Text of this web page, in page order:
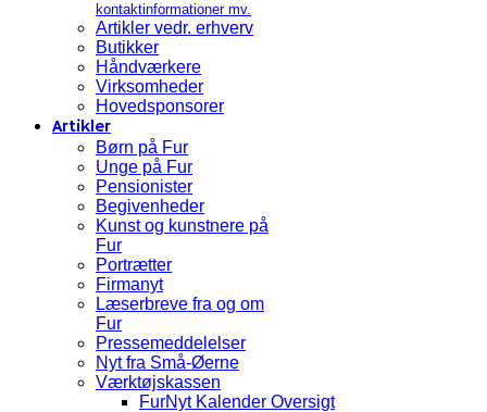
kontaktinformationer mv.
Artikler vedr. erhverv
Butikker
Håndværkere
Virksomheder
Hovedsponsorer
Artikler
Børn på Fur
Unge på Fur
Pensionister
Begivenheder
Kunst og kunstnere på
Fur
Portrætter
Firmanyt
Læserbreve fra og om
Fur
Pressemeddelelser
Nyt fra Små-Øerne
Værktøjskassen
FurNyt Kalender Oversigt